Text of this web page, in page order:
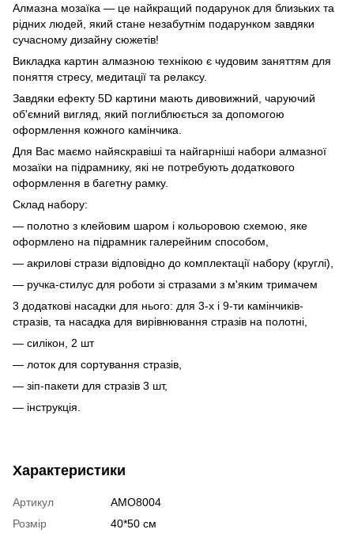
Алмазна мозаїка — це найкращий подарунок для близьких та
рідних людей, який стане незабутнім подарунком завдяки
сучасному дизайну сюжетів!
Викладка картин алмазною технікою є чудовим заняттям для
поняття стресу, медитації та релаксу.
Завдяки ефекту 5D картини мають дивовижний, чаруючий
об'ємний вигляд, який поглиблюється за допомогою
оформлення кожного камінчика.
Для Вас маємо найяскравіші та найгарніші набори алмазної
мозаїки на підрамнику, які не потребують додаткового
оформлення в багетну рамку.
Склад набору:
— полотно з клейовим шаром і кольоровою схемою, яке
оформлено на підрамник галерейним способом,
— акрилові стрази відповідно до комплектації набору (круглі),
— ручка-стилус для роботи зі стразами з м'яким тримачем
3 додаткові насадки для нього: для 3-х і 9-ти камінчиків-
стразів, та насадка для вирівнювання стразів на полотні,
— силікон, 2 шт
— лоток для сортування стразів,
— зіп-пакети для стразів 3 шт,
— інструкція.
Характеристики
Артикул
AMO8004
Розмір
40*50 см